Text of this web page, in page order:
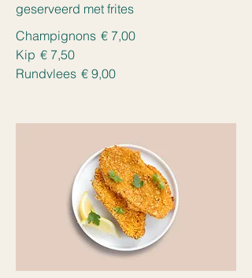
geserveerd met frites
Champignons € 7,00
Kip € 7,50
Rundvlees € 9,00